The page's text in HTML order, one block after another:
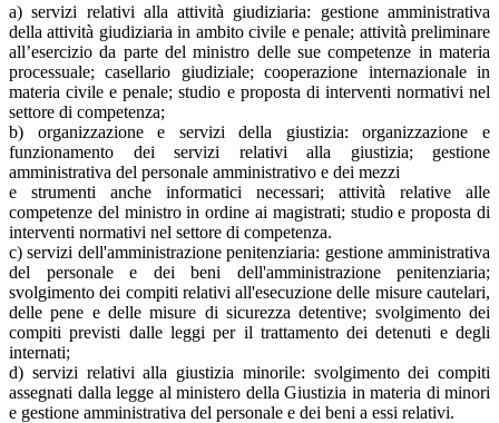
a) servizi relativi alla attività giudiziaria: gestione amministrativa
della attività giudiziaria in ambito civile e penale; attività preliminare
all’esercizio da parte del ministro delle sue competenze in materia
processuale; casellario giudiziale; cooperazione internazionale in
materia civile e penale; studio e proposta di interventi normativi nel
settore di competenza;
b) organizzazione e servizi della giustizia: organizzazione e
funzionamento dei servizi relativi alla giustizia; gestione
amministrativa del personale amministrativo e dei mezzi
e strumenti anche informatici necessari; attività relative alle
competenze del ministro in ordine ai magistrati; studio e proposta di
interventi normativi nel settore di competenza.
c) servizi dell'amministrazione penitenziaria: gestione amministrativa
del personale e dei beni dell'amministrazione penitenziaria;
svolgimento dei compiti relativi all'esecuzione delle misure cautelari,
delle pene e delle misure di sicurezza detentive; svolgimento dei
compiti previsti dalle leggi per il trattamento dei detenuti e degli
internati;
d) servizi relativi alla giustizia minorile: svolgimento dei compiti
assegnati dalla legge al ministero della Giustizia in materia di minori
e gestione amministrativa del personale e dei beni a essi relativi.